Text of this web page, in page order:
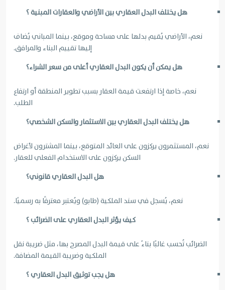
هل يختلف البدل العقاري بين الأراضي والعقارات المبنية ؟
نعم، الأراضي يُقيم بدلها على مساحة وموقع، بينما المباني يُضاف
إليها تقييم البناء والمرافق.
هل يمكن أن يكون البدل العقاري أعلى من سعر الشراء؟
نعم، خاصة إذا ارتفعت قيمة العقار بسبب تطوير المنطقة أو ارتفاع
الطلب.
هل يختلف البدل العقاري بين الاستثمار والسكن الشخصي؟
نعم، المستثمرون يركزون على العائد المتوقع، بينما المشترون لأغراض
السكن يركزون على الاستخدام الفعلي للعقار.
هل البدل العقاري قانوني؟
نعم، يُسجل في سند الملكية (طابو) ويُعتبر معترفًا به رسميًا.
كيف يؤثر البدل العقاري على الضرائب ؟
الضرائب تُحسب غالبًا بناءً على قيمة البدل المصرح بها، مثل ضريبة نقل
الملكية وضريبة القيمة المضافة.
هل يجب توثيق البدل العقاري ؟